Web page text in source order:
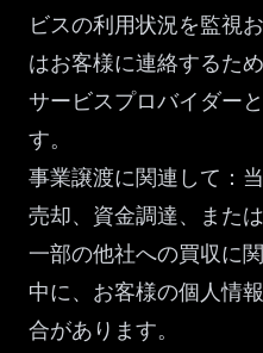
ビスの利用状況を監視
はお客様に連絡するた
サービスプロバイダー
す。
事業譲渡に関連して：
売却、資金調達、また
一部の他社への買収に
中に、お客様の個人情
合があります。